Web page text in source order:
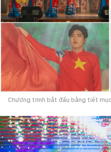
Chương trình bắt đầu bằng tiết